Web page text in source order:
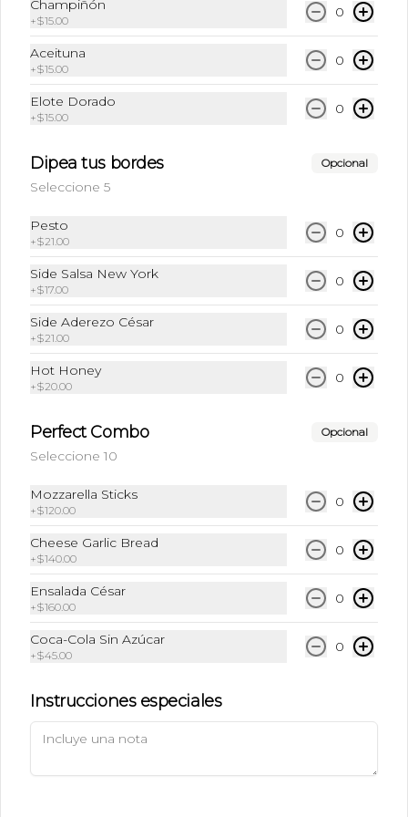
Sprite Regular
Lata de 355 ml.
Disponible hasta
seleccionar la tienda
Lata 355 ml
Términos y condiciones
Política de privacidad
Redes sociales
Instagram
Facebook
Mi cuenta
Iniciar sesión
Champiñón
+$15.00
0
Aceituna
+$15.00
0
Elote Dorado
+$15.00
0
Dipea tus bordes Opcional
Seleccione 5
Pesto
+$21.00
0
Side Salsa New York
+$17.00
0
Side Aderezo César
+$21.00
0
Hot Honey
+$20.00
0
Perfect Combo Opcional
Seleccione 10
Mozzarella Sticks
+$120.00
0
Cheese Garlic Bread
+$140.00
0
Ensalada César
+$160.00
0
Coca-Cola Sin Azúcar
+$45.00
0
Instrucciones especiales